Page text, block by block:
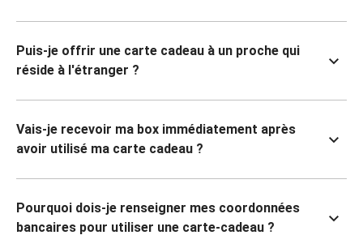
Puis-je offrir une carte cadeau à un proche qui
réside à l'étranger ?
Vais-je recevoir ma box immédiatement après
avoir utilisé ma carte cadeau ?
Pourquoi dois-je renseigner mes coordonnées
bancaires pour utiliser une carte-cadeau ?